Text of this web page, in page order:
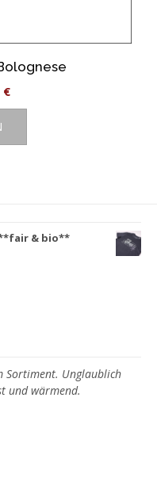
€Aktueller
Preis
& bio**
Sortiment. Unglaublich
und wärmend.